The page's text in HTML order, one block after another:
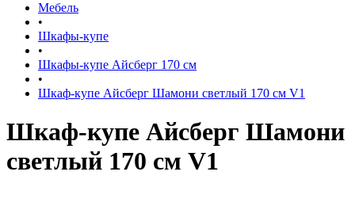
Мебель
•
Шкафы-купе
•
Шкафы-купе Айсберг 170 см
•
Шкаф-купе Айсберг Шамони светлый 170 см V1
Шкаф-купе Айсберг Шамони
светлый 170 см V1